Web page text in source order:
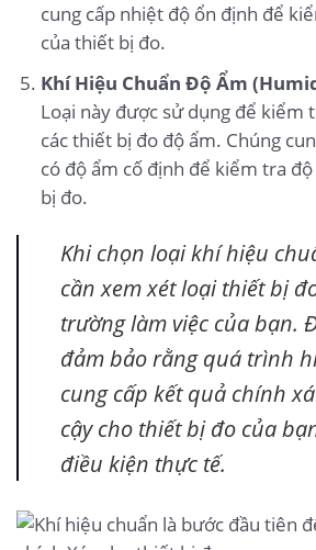
cung cấp nhiệt độ ổn định để
của thiết bị đo.
Khí Hiệu Chuẩn Độ Ẩm
Loại này được sử dụng để kiểm
các thiết bị đo độ ẩm. Chúng
có độ ẩm cố định để kiểm tra
bị đo.
Khi chọn loại khí hiệu
cần xem xét loại thiết bị
trường làm việc của bạn.
đảm bảo rằng quá trình
cung cấp kết quả chính
cậy cho thiết bị đo của
điều kiện thực tế.